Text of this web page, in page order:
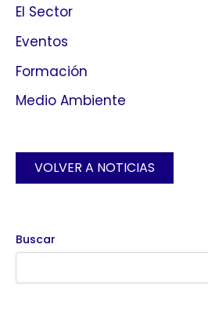
El Sector
Eventos
Formación
Medio Ambiente
VOLVER A NOTICIAS
Buscar